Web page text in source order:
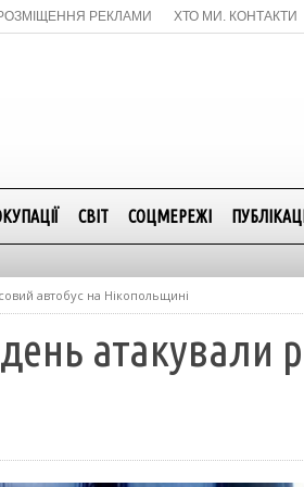
РЕКЛАМИ ХТО МИ. КОНТАКТИ
СВІТ СОЦМЕРЕЖІ
автобус на Нікопольщині
атакували